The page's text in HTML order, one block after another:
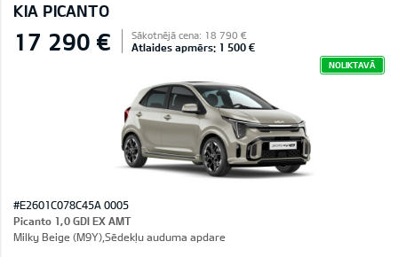
KIA PICANTO
17 290 € Sākotnējā cena: 18 790 €
Atlaides apmērs: 1 500 €
NOLIKTAVĀ
#E2601C078C45A 0005
Picanto 1,0 GDI EX AMT
Milky Beige (M9Y),Sēdekļu auduma apdare